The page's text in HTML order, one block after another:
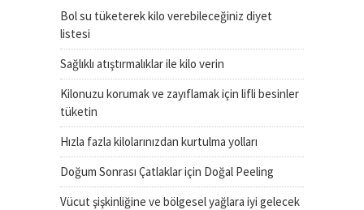
Bol su tüketerek kilo verebileceğiniz diyet
listesi
Sağlıklı atıştırmalıklar ile kilo verin
Kilonuzu korumak ve zayıflamak için lifli besinler
tüketin
Hızla fazla kilolarınızdan kurtulma yolları
Doğum Sonrası Çatlaklar için Doğal Peeling
Vücut şişkinliğine ve bölgesel yağlara iyi gelecek